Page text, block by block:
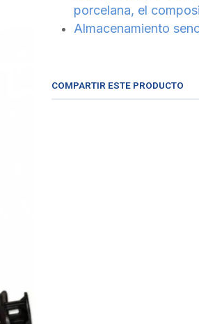
porcelana, el
Almacenamiento
COMPARTIR ESTE PRODUCTO